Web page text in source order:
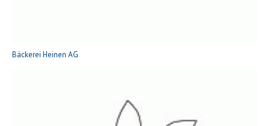
Bäckerei Heinen AG